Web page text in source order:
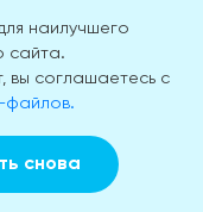
тяжелым
логоклонии.
стать
строгих
строгих
наилучшего
сайта.
вы соглашаетесь с
файлов.
снова
врача на дом